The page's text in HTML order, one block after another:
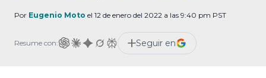
algún tiempo. Sin embargo, los usuarios
estarán extremadamente decepcionados al
saber que la tablet, nueva, no recibirá
Por Eugenio Moto el 12 de enero del 2022 a las 9:40 pm PST
Resume con: Seguir en